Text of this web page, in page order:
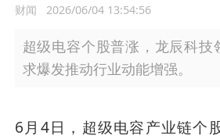
财闻 2026/06/04 13:54:56
超级电容个股普涨，龙辰科技
求爆发推动行业动能增强。
6月4日，超级电容产业链个